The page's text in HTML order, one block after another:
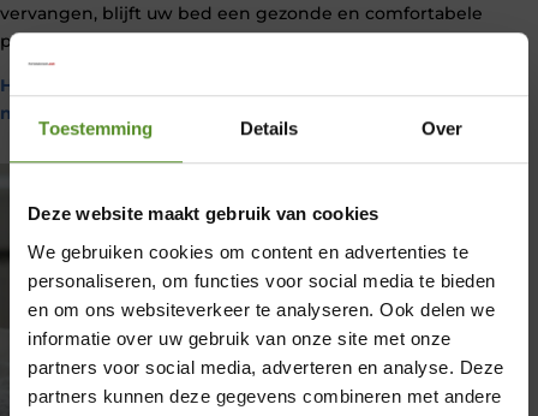
Toestemming Details Over
Deze website maakt gebruik van cookies
We gebruiken cookies om content en advertenties te
personaliseren, om functies voor social media te bieden
en om ons websiteverkeer te analyseren. Ook delen we
informatie over uw gebruik van onze site met onze
partners voor social media, adverteren en analyse. Deze
partners kunnen deze gegevens combineren met andere
vervangen, blijft uw bed een gezonde en comfortabele
plek om te slapen.
Hoevaak beddengoed wassen voor een frisse en schone
nachtrust?
×